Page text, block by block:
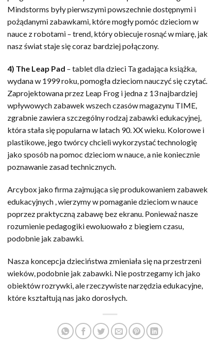
Mindstorms były pierwszymi powszechnie dostępnymi i
pożądanymi zabawkami, które mogły pomóc dzieciom w
nauce z robotami – trend, który obiecuje rosnąć w miarę, jak
nasz świat staje się coraz bardziej połączony.
4) The Leap Pad – tablet dla dzieci Ta gadająca książka,
wydana w 1999 roku, pomogła dzieciom nauczyć się czytać.
Zaprojektowana przez Leap Frog i jedna z 13 najbardziej
wpływowych zabawek wszech czasów magazynu TIME,
zgrabnie zawiera szczególny rodzaj zabawki edukacyjnej,
która stała się popularna w latach 90. XX wieku. Kolorowe i
plastikowe, jego twórcy chcieli wykorzystać technologię
jako sposób na pomoc dzieciom w nauce, a nie koniecznie
poznawanie zasad technicznych.
Arcybox jako firma zajmująca się produkowaniem zabawek
edukacyjnych , wierzymy w pomaganie dzieciom w nauce
poprzez praktyczną zabawę bez ekranu. Ponieważ nasze
rozumienie pedagogiki ewoluowało z biegiem czasu,
podobnie jak zabawki.
Nasza koncepcja dzieciństwa zmieniała się na przestrzeni
wieków, podobnie jak zabawki. Nie postrzegamy ich jako
obiektów rozrywki, ale rzeczywiste narzędzia edukacyjne,
które kształtują nas jako dorosłych.